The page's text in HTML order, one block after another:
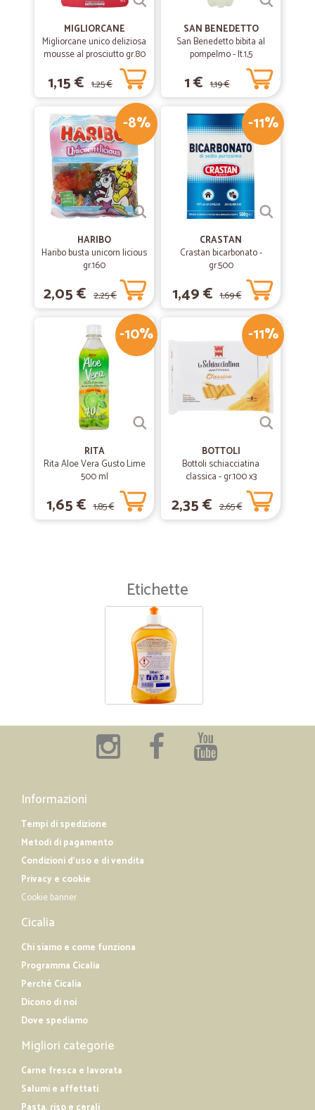
MIGLIORCANE
Migliorcane unico deliziosa
mousse al prosciutto gr.80
1,15 € 1,25 €
SAN BENEDETTO
San Benedetto bibita al
pompelmo - lt.1,5
1 € 1,19 €
-8%
HARIBO
Haribo busta unicorn licious
gr.160
2,05 € 2,25 €
-11%
CRASTAN
Crastan bicarbonato -
gr.500
1,49 € 1,69 €
-10%
RITA
Rita Aloe Vera Gusto Lime
500 ml
1,65 € 1,85 €
-11%
BOTTOLI
Bottoli schiacciatina
classica - gr.100 x3
2,35 € 2,65 €
Etichette
Informazioni
Tempi di spedizione
Metodi di pagamento
Condizioni d'uso e di vendita
Privacy e cookie
Cookie banner
Cicalia
Chi siamo e come funziona
Programma Cicalia
Perché Cicalia
Dicono di noi
Dove spediamo
Migliori categorie
Carne fresca e lavorata
Salumi e affettati